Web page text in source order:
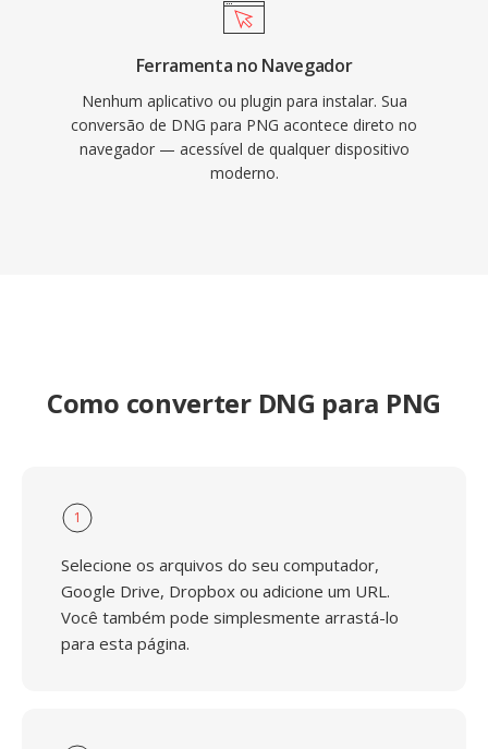
Ferramenta no Navegador
Nenhum aplicativo ou plugin para instalar. Sua
conversão de DNG para PNG acontece direto no
navegador — acessível de qualquer dispositivo
moderno.
Como converter DNG para PNG
1
Selecione os arquivos do seu computador,
Google Drive, Dropbox ou adicione um URL.
Você também pode simplesmente arrastá-lo
para esta página.